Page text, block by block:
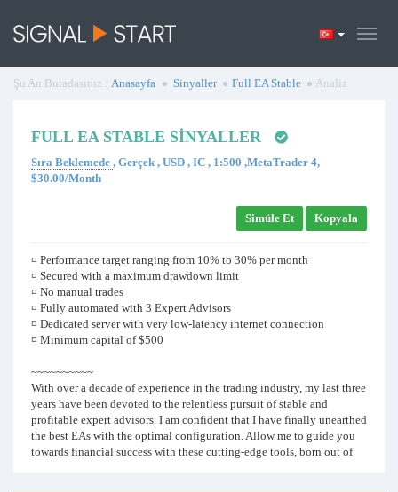
Şu An Buradasınız : Anasayfa Sinyaller Full EA Stable Analiz
FULL EA STABLE SINYALLER
Sıra Beklemede , Gerçek , USD , IC , 1:500 ,MetaTrader 4,
$30.00/Month
Simüle Et Kopyala
¤ Performance target ranging from 10% to 30% per month
¤ Secured with a maximum drawdown limit
¤ No manual trades
¤ Fully automated with 3 Expert Advisors
¤ Dedicated server with very low-latency internet connection
¤ Minimum capital of $500
~~~~~~~~~~
With over a decade of experience in the trading industry, my last three
years have been devoted to the relentless pursuit of stable and
profitable expert advisors. I am confident that I have finally unearthed
the best EAs with the optimal configuration. Allow me to guide you
towards financial success with these cutting-edge tools, born out of